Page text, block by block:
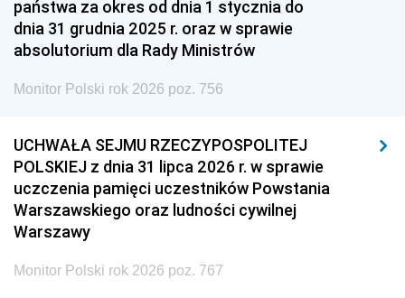
1948 1947 1946
1939 1938
państwa za okres od dnia 1 stycznia do
dnia 31 grudnia 2025 r. oraz w sprawie
absolutorium dla Rady Ministrów
Monitor Polski rok 2026 poz. 756
UCHWAŁA SEJMU RZECZYPOSPOLITEJ
POLSKIEJ z dnia 31 lipca 2026 r. w sprawie
uczczenia pamięci uczestników Powstania
Warszawskiego oraz ludności cywilnej
Warszawy
Monitor Polski rok 2026 poz. 767